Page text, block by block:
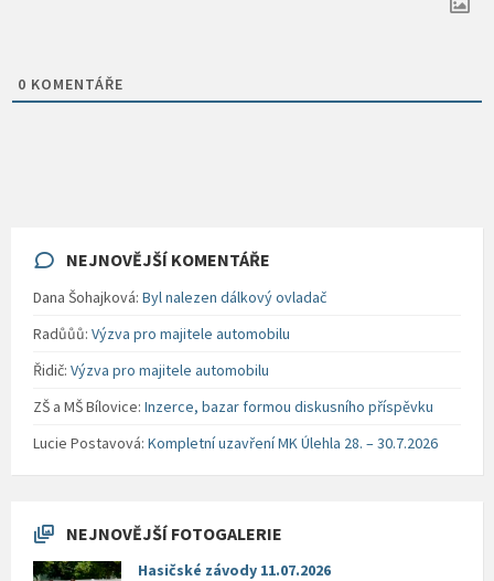
0 KOMENTÁŘE
NEJNOVĚJŠÍ KOMENTÁŘE
Dana Šohajková: Byl nalezen dálkový ovladač
Radůůů: Výzva pro majitele automobilu
Řidič: Výzva pro majitele automobilu
ZŠ a MŠ Bílovice: Inzerce, bazar formou diskusního příspěvku
Lucie Postavová: Kompletní uzavření MK Úlehla 28. – 30.7.2026
NEJNOVĚJŠÍ FOTOGALERIE
Hasičské závody 11.07.2026